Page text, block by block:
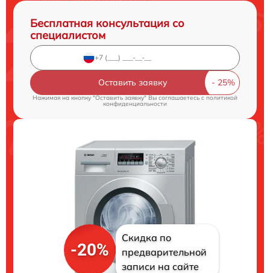
Бесплатная консультация со
специалистом
Оставить заявку
Нажимая на кнопку "Оставить заявку" Вы соглашаетесь cполитикой
конфиденциальности
-20%
Скидка по
предварительной
записи на сайте